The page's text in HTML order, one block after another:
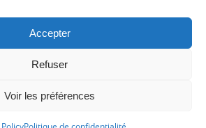
Accepter
Refuser
Voir les préférences
Les foulees de la soie
– FRANCE -COOKIE POLICY